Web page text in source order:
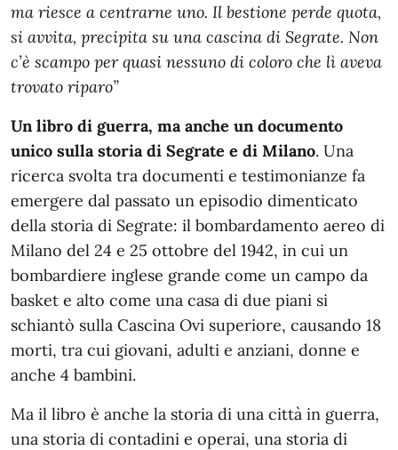
ma riesce a centrarne uno. Il bestione perde quota,
si avvita, precipita su una cascina di Segrate. Non
c’è scampo per quasi nessuno di coloro che lì aveva
trovato riparo”
Un libro di guerra, ma anche un documento
unico sulla storia di Segrate e di Milano. Una
ricerca svolta tra documenti e testimonianze fa
emergere dal passato un episodio dimenticato
della storia di Segrate: il bombardamento aereo di
Milano del 24 e 25 ottobre del 1942, in cui un
bombardiere inglese grande come un campo da
basket e alto come una casa di due piani si
schiantò sulla Cascina Ovi superiore, causando 18
morti, tra cui giovani, adulti e anziani, donne e
anche 4 bambini.
Ma il libro è anche la storia di una città in guerra,
una storia di contadini e operai, una storia di